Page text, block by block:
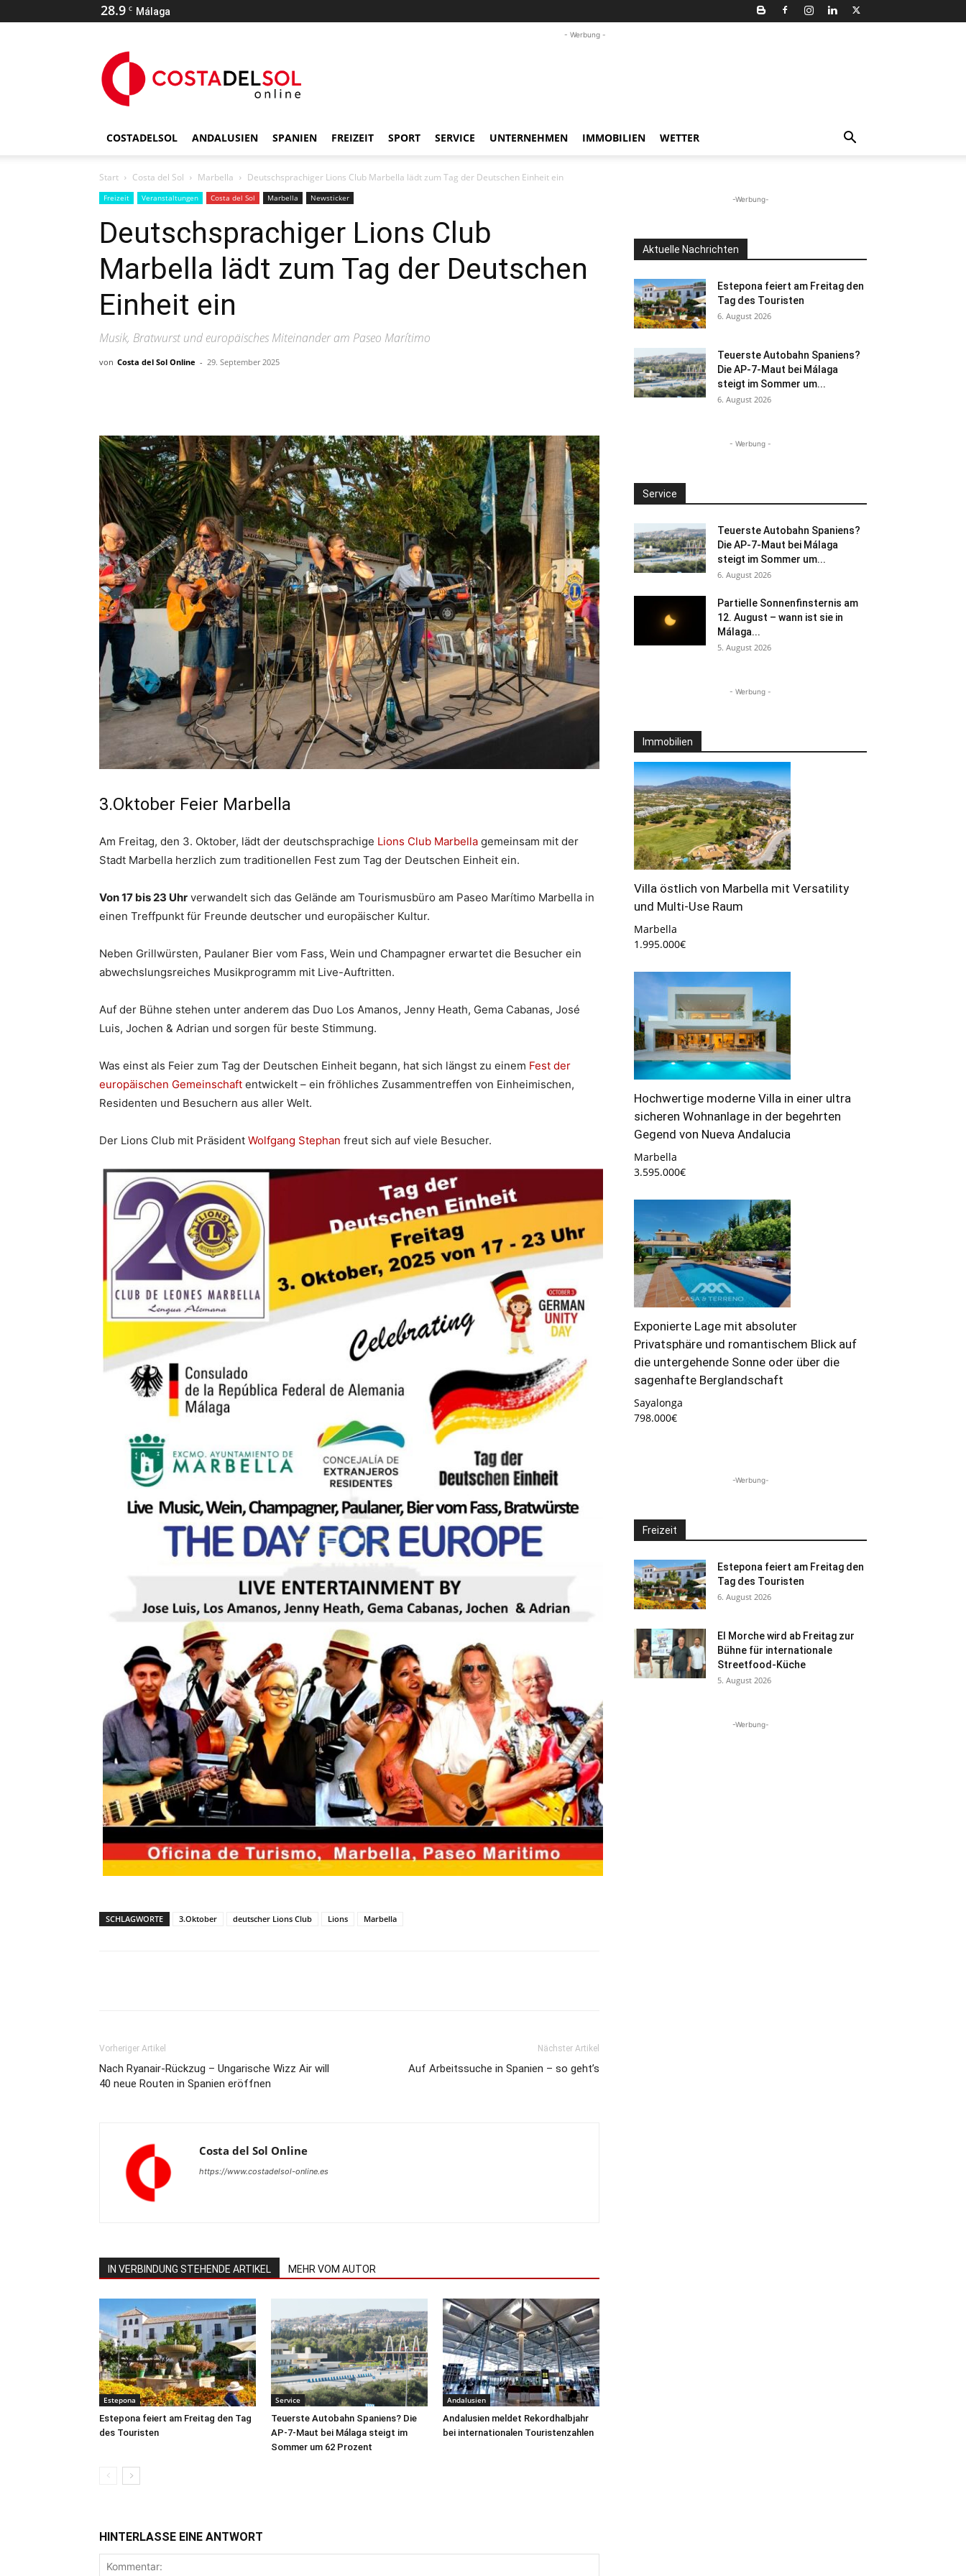
28.9 C Málaga
- Werbung -
COSTADELSOL ANDALUSIEN SPANIEN FREIZEIT SPORT SERVICE UNTERNEHMEN IMMOBILIEN WETTER
Start Costa del Sol Marbella Deutschsprachiger Lions Club Marbella lädt zum Tag der Deutschen Einheit ein
Freizeit Veranstaltungen Costa del Sol Marbella Newsticker
Deutschsprachiger Lions Club
Marbella lädt zum Tag der Deutschen
Einheit ein
Musik, Bratwurst und europäisches Miteinander am Paseo Marítimo
von Costa del Sol Online - 29. September 2025
3.Oktober Feier Marbella
Am Freitag, den 3. Oktober, lädt der deutschsprachige Lions Club Marbella gemeinsam mit der
Stadt Marbella herzlich zum traditionellen Fest zum Tag der Deutschen Einheit ein.
Von 17 bis 23 Uhr verwandelt sich das Gelände am Tourismusbüro am Paseo Marítimo Marbella in
einen Treffpunkt für Freunde deutscher und europäischer Kultur.
Neben Grillwürsten, Paulaner Bier vom Fass, Wein und Champagner erwartet die Besucher ein
abwechslungsreiches Musikprogramm mit Live-Auftritten.
Auf der Bühne stehen unter anderem das Duo Los Amanos, Jenny Heath, Gema Cabanas, José
Luis, Jochen & Adrian und sorgen für beste Stimmung.
Was einst als Feier zum Tag der Deutschen Einheit begann, hat sich längst zu einem Fest der
europäischen Gemeinschaft entwickelt – ein fröhliches Zusammentreffen von Einheimischen,
Residenten und Besuchern aus aller Welt.
Der Lions Club mit Präsident Wolfgang Stephan freut sich auf viele Besucher.
SCHLAGWORTE 3.Oktober deutscher Lions Club Lions Marbella
Vorheriger Artikel
Nach Ryanair-Rückzug – Ungarische Wizz Air will
40 neue Routen in Spanien eröffnen
Nächster Artikel
Auf Arbeitssuche in Spanien – so geht’s
Costa del Sol Online
https://www.costadelsol-online.es
IN VERBINDUNG STEHENDE ARTIKEL MEHR VOM AUTOR
Estepona
Estepona feiert am Freitag den Tag
des Touristen
Service
Teuerste Autobahn Spaniens? Die
AP-7-Maut bei Málaga steigt im
Sommer um 62 Prozent
Andalusien
Andalusien meldet Rekordhalbjahr
bei internationalen Touristenzahlen
HINTERLASSE EINE ANTWORT
-Werbung-
Aktuelle Nachrichten
Estepona feiert am Freitag den
Tag des Touristen
6. August 2026
Teuerste Autobahn Spaniens?
Die AP-7-Maut bei Málaga
steigt im Sommer um...
6. August 2026
- Werbung -
Service
Teuerste Autobahn Spaniens?
Die AP-7-Maut bei Málaga
steigt im Sommer um...
6. August 2026
Partielle Sonnenfinsternis am
12. August – wann ist sie in
Málaga...
5. August 2026
- Werbung -
Immobilien
Villa östlich von Marbella mit Versatility
und Multi-Use Raum
Marbella
1.995.000€
Hochwertige moderne Villa in einer ultra
sicheren Wohnanlage in der begehrten
Gegend von Nueva Andalucia
Marbella
3.595.000€
Exponierte Lage mit absoluter
Privatsphäre und romantischem Blick auf
die untergehende Sonne oder über die
sagenhafte Berglandschaft
Sayalonga
798.000€
-Werbung-
Freizeit
Estepona feiert am Freitag den
Tag des Touristen
6. August 2026
El Morche wird ab Freitag zur
Bühne für internationale
Streetfood-Küche
5. August 2026
-Werbung-